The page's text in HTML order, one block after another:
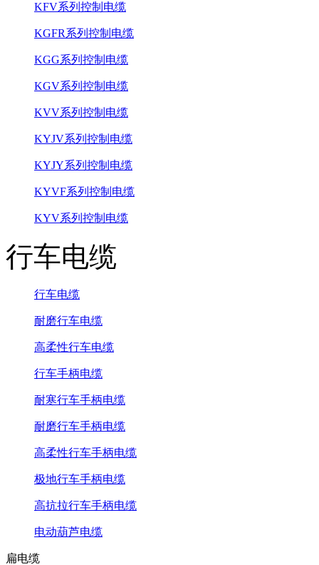
KFV系列控制电缆
KGFR系列控制电缆
KGG系列控制电缆
KGV系列控制电缆
KVV系列控制电缆
KYJV系列控制电缆
KYJY系列控制电缆
KYVF系列控制电缆
KYV系列控制电缆
行车电缆
行车电缆
耐磨行车电缆
高柔性行车电缆
行车手柄电缆
耐寒行车手柄电缆
耐磨行车手柄电缆
高柔性行车手柄电缆
极地行车手柄电缆
高抗拉行车手柄电缆
电动葫芦电缆
扁电缆